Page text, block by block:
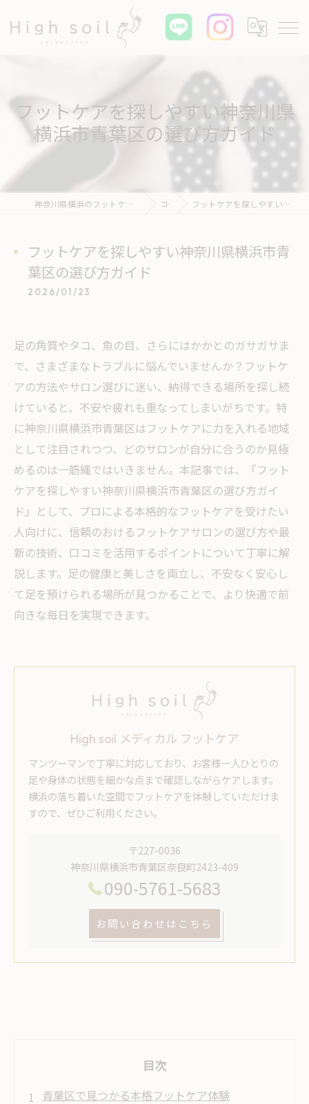
フットケアを探しやすい神奈川県
横浜市青葉区の選び方ガイド
神奈川県横浜のフットケアならHigh soil メディカル フットケア コラム フットケアを探しやすい神奈川県横浜市青葉区の選び方ガイド
フットケアを探しやすい神奈川県横浜市青
葉区の選び方ガイド
2026/01/23
足の角質やタコ、魚の目、さらにはかかとのガサガサま
で、さまざまなトラブルに悩んでいませんか？フットケ
アの方法やサロン選びに迷い、納得できる場所を探し続
けていると、不安や疲れも重なってしまいがちです。特
に神奈川県横浜市青葉区はフットケアに力を入れる地域
として注目されつつ、どのサロンが自分に合うのか見極
めるのは一筋縄ではいきません。本記事では、『フット
ケアを探しやすい神奈川県横浜市青葉区の選び方ガイ
ド』として、プロによる本格的なフットケアを受けたい
人向けに、信頼のおけるフットケアサロンの選び方や最
新の技術、口コミを活用するポイントについて丁寧に解
説します。足の健康と美しさを両立し、不安なく安心し
て足を預けられる場所が見つかることで、より快適で前
向きな毎日を実現できます。
High soil メディカル フットケア
マンツーマンで丁寧に対応しており、お客様一人ひとりの
足や身体の状態を細かな点まで確認しながらケアします。
横浜の落ち着いた空間でフットケアを体験していただけま
すので、ぜひご利用ください。
〒227-0036
神奈川県横浜市青葉区奈良町2423-409
090-5761-5683
お問い合わせはこちら
目次
青葉区で見つかる本格フットケア体験